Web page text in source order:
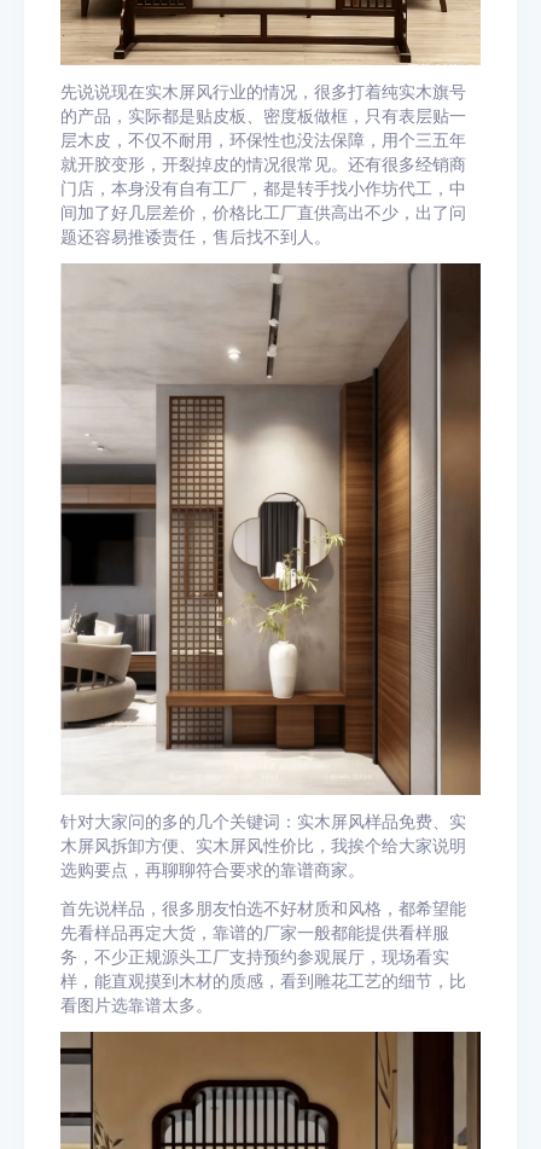
先说说现在实木屏风行业的情况，很多打着纯实木旗号
的产品，实际都是贴皮板、密度板做框，只有表层贴一
层木皮，不仅不耐用，环保性也没法保障，用个三五年
就开胶变形，开裂掉皮的情况很常见。还有很多经销商
门店，本身没有自有工厂，都是转手找小作坊代工，中
间加了好几层差价，价格比工厂直供高出不少，出了问
题还容易推诿责任，售后找不到人。
针对大家问的多的几个关键词：实木屏风样品免费、实
木屏风拆卸方便、实木屏风性价比，我挨个给大家说明
选购要点，再聊聊符合要求的靠谱商家。
首先说样品，很多朋友怕选不好材质和风格，都希望能
先看样品再定大货，靠谱的厂家一般都能提供看样服
务，不少正规源头工厂支持预约参观展厅，现场看实
样，能直观摸到木材的质感，看到雕花工艺的细节，比
看图片选靠谱太多。